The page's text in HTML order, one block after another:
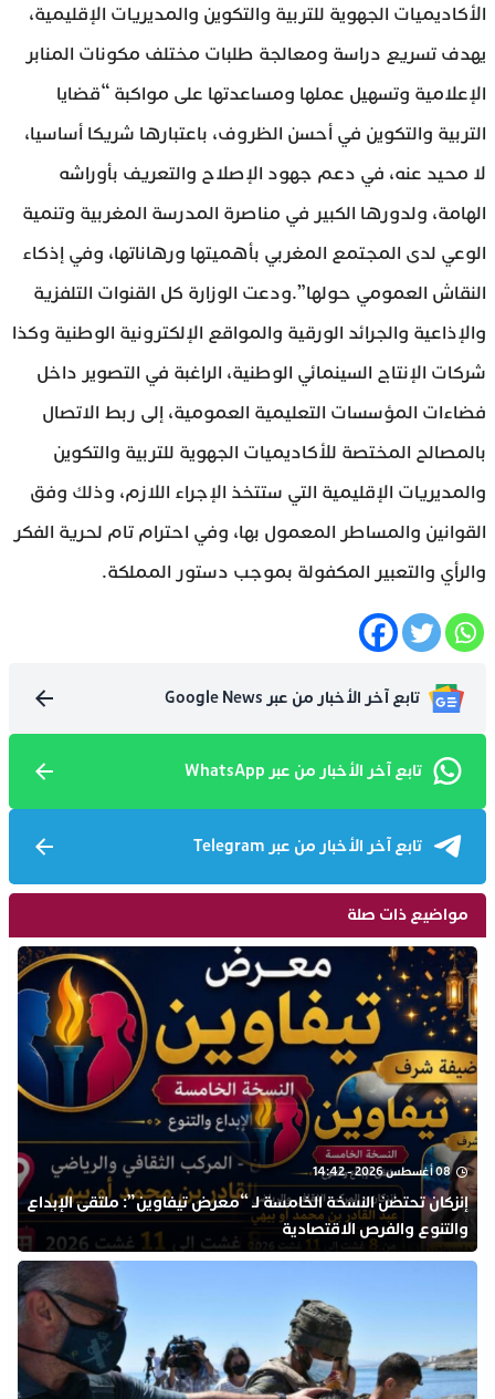
الأكاديميات الجهوية للتربية والتكوين والمديريات الإقليمية،
يهدف تسريع دراسة ومعالجة طلبات مختلف مكونات المنابر
الإعلامية وتسهيل عملها ومساعدتها على مواكبة “قضايا
التربية والتكوين في أحسن الظروف، باعتبارها شريكا أساسيا،
لا محيد عنه، في دعم جهود الإصلاح والتعريف بأوراشه
الهامة، ولدورها الكبير في مناصرة المدرسة المغربية وتنمية
الوعي لدى المجتمع المغربي بأهميتها ورهاناتها، وفي إذكاء
النقاش العمومي حولها”.ودعت الوزارة كل القنوات التلفزية
والإذاعية والجرائد الورقية والمواقع الإلكترونية الوطنية وكذا
شركات الإنتاج السينمائي الوطنية، الراغبة في التصوير داخل
فضاءات المؤسسات التعليمية العمومية، إلى ربط الاتصال
بالمصالح المختصة للأكاديميات الجهوية للتربية والتكوين
والمديريات الإقليمية التي ستتخذ الإجراء اللازم، وذلك وفق
القوانين والمساطر المعمول بها، وفي احترام تام لحرية الفكر
والرأي والتعبير المكفولة بموجب دستور المملكة.
تابع آخر الأخبار من عبر Google News
تابع آخر الأخبار من عبر WhatsApp
تابع آخر الأخبار من عبر Telegram
مواضيع ذات صلة
08 أغسطس 2026 - 14:42
إنزكان تحتضن النسخة الخامسة لـ “معرض تيفاوين”: ملتقى الإبداع
والتنوع والفرص الاقتصادية